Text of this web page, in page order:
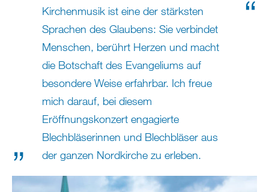
Kirchenmusik ist eine der stärksten
Sprachen des Glaubens: Sie verbindet
Menschen, berührt Herzen und macht
die Botschaft des Evangeliums auf
besondere Weise erfahrbar. Ich freue
mich darauf, bei diesem
Eröffnungskonzert engagierte
Blechbläserinnen und Blechbläser aus
der ganzen Nordkirche zu erleben.